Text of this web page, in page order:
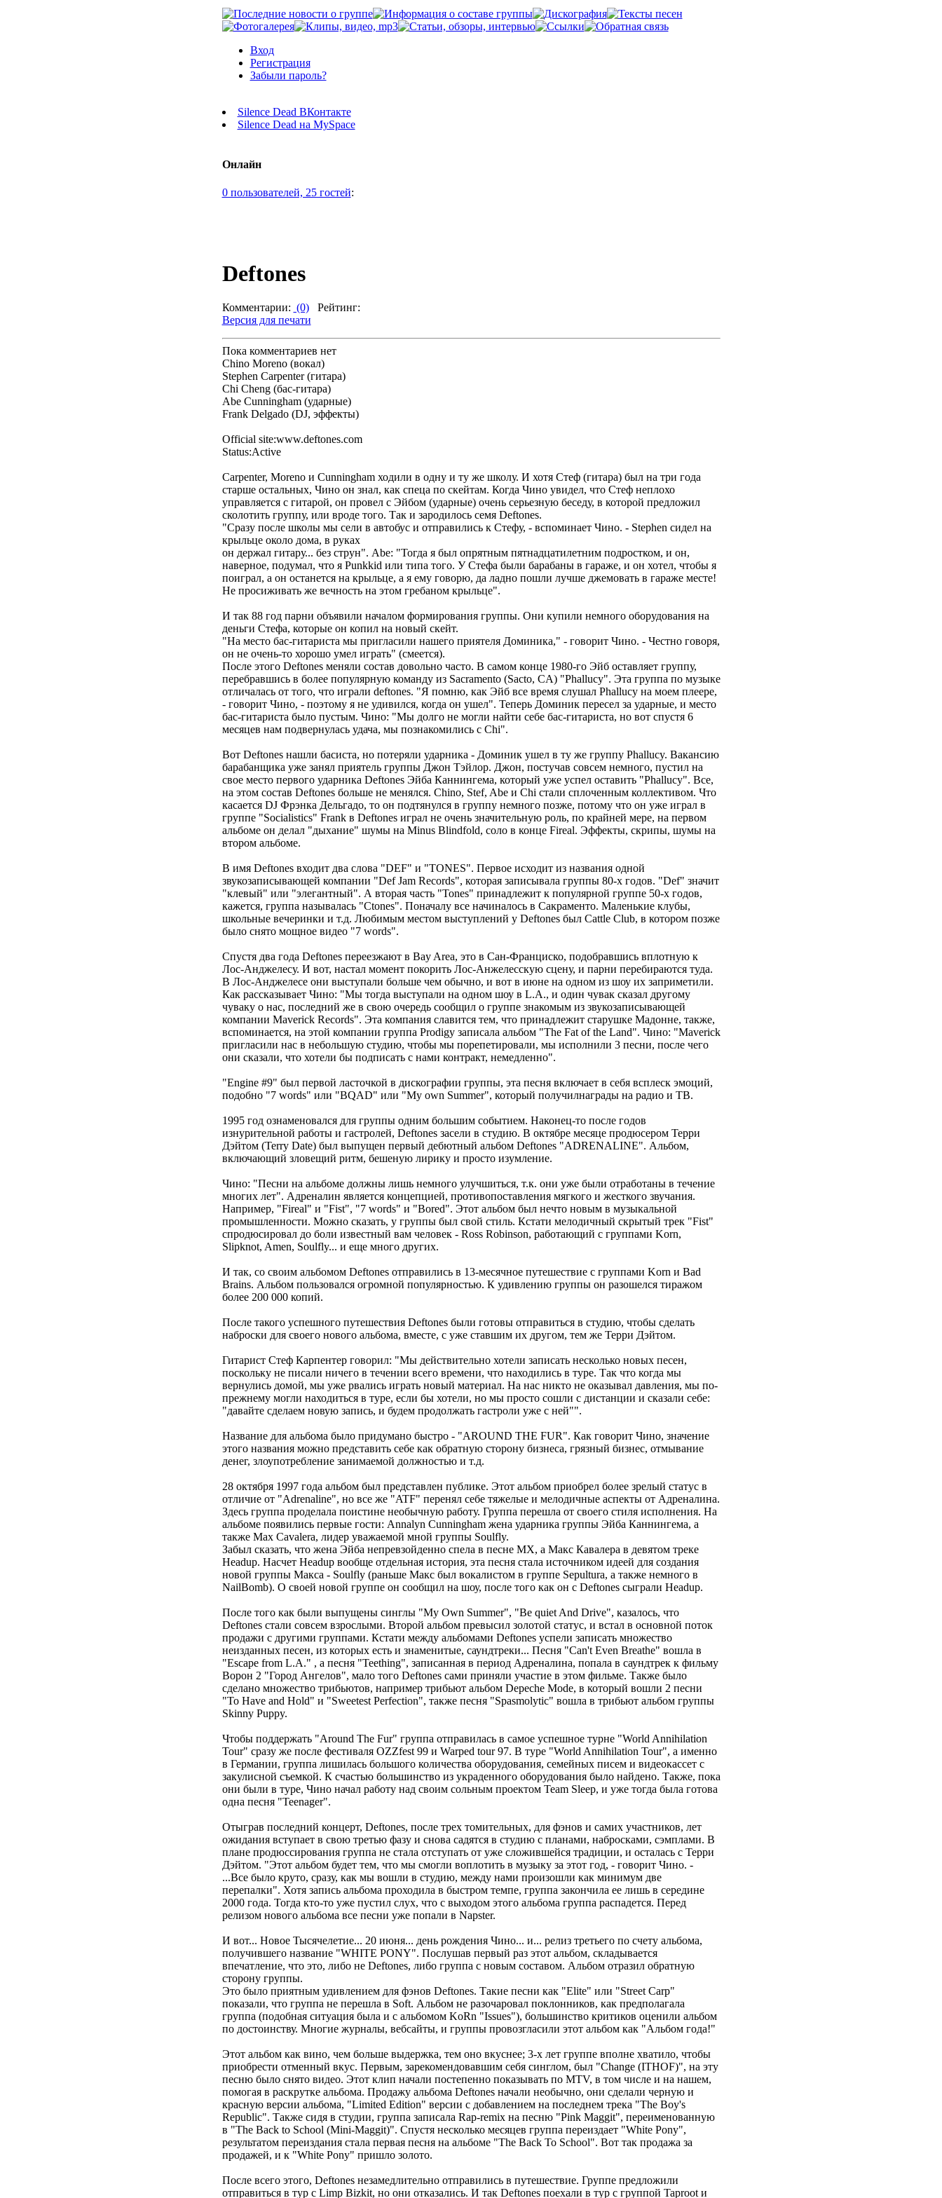
Вход
Регистрация
Забыли пароль?
Silence Dead ВКонтакте
Silence Dead на MySpace
Онлайн
0 пользователей, 25 гостей:
Deftones
Комментарии: (0)Рейтинг:
Версия для печати
Пока комментариев нет
Chino Moreno (вокал)
Stephen Carpenter (гитара)
Chi Cheng (бас-гитара)
Abe Cunningham (ударные)
Frank Delgado (DJ, эффекты)
Official site:www.deftones.com
Status:Active
Carpenter, Moreno и Cunningham ходили в одну и ту же школу. И хотя Стеф (гитара) был на три года
старше остальных, Чино он знал, как спеца по скейтам. Когда Чино увидел, что Стеф неплохо
управляется с гитарой, он провел с Эйбом (ударные) очень серьезную беседу, в которой предложил
сколотить группу, или вроде того. Так и зародилось семя Deftones.
"Сразу после школы мы сели в автобус и отправились к Стефу, - вспоминает Чино. - Stephen сидел на
крыльце около дома, в руках
он держал гитару... без струн". Abe: "Тогда я был опрятным пятнадцатилетним подростком, и он,
наверное, подумал, что я Punkkid или типа того. У Стефа были барабаны в гараже, и он хотел, чтобы я
поиграл, а он останется на крыльце, а я ему говорю, да ладно пошли лучше джемовать в гараже месте!
Не просиживать же вечность на этом гребаном крыльце".
И так 88 год парни объявили началом формирования группы. Они купили немного оборудования на
деньги Стефа, которые он копил на новый скейт.
"На место бас-гитариста мы пригласили нашего приятеля Доминика," - говорит Чино. - Честно говоря,
он не очень-то хорошо умел играть" (смеется).
После этого Deftones меняли состав довольно часто. В самом конце 1980-го Эйб оставляет группу,
перебравшись в более популярную команду из Sacramento (Sacto, CA) "Phallucy". Эта группа по музыке
отличалась от того, что играли deftones. "Я помню, как Эйб все время слушал Phallucy на моем плеере,
- говорит Чино, - поэтому я не удивился, когда он ушел". Теперь Доминик пересел за ударные, и место
бас-гитариста было пустым. Чино: "Мы долго не могли найти себе бас-гитариста, но вот спустя 6
месяцев нам подвернулась удача, мы познакомились с Chi".
Вот Deftones нашли басиста, но потеряли ударника - Доминик ушел в ту же группу Phallucy. Вакансию
барабанщика уже занял приятель группы Джон Тэйлор. Джон, постучав совсем немного, пустил на
свое место первого ударника Deftones Эйба Каннингема, который уже успел оставить "Phallucy". Все,
на этом состав Deftones больше не менялся. Chino, Stef, Abe и Chi стали сплоченным коллективом. Что
касается DJ Фрэнка Дельгадо, то он подтянулся в группу немного позже, потому что он уже играл в
группе "Socialistics" Frank в Deftones играл не очень значительную роль, по крайней мере, на первом
альбоме он делал "дыхание" шумы на Minus Blindfold, соло в конце Fireal. Эффекты, скрипы, шумы на
втором альбоме.
В имя Deftones входит два слова "DEF" и "TONES". Первое исходит из названия одной
звукозаписывающей компании "Def Jam Records", которая записывала группы 80-х годов. "Def" значит
"клевый" или "элегантный". А вторая часть "Tones" принадлежит к популярной группе 50-х годов,
кажется, группа называлась "Ctones". Поначалу все начиналось в Сакраменто. Маленькие клубы,
школьные вечеринки и т.д. Любимым местом выступлений у Deftones был Cattle Club, в котором позже
было снято мощное видео "7 words".
Спустя два года Deftones переезжают в Bay Area, это в Сан-Франциско, подобравшись вплотную к
Лос-Анджелесу. И вот, настал момент покорить Лос-Анжелесскую сцену, и парни перебираются туда.
В Лос-Анджелесе они выступали больше чем обычно, и вот в июне на одном из шоу их заприметили.
Как рассказывает Чино: "Мы тогда выступали на одном шоу в L.A., и один чувак сказал другому
чуваку о нас, последний же в свою очередь сообщил о группе знакомым из звукозаписывающей
компании Maverick Records". Эта компания славится тем, что принадлежит старушке Мадонне, также,
вспоминается, на этой компании группа Prodigy записала альбом "The Fat of the Land". Чино: "Maverick
пригласили нас в небольшую студию, чтобы мы порепетировали, мы исполнили 3 песни, после чего
они сказали, что хотели бы подписать с нами контракт, немедленно".
"Engine #9" был первой ласточкой в дискографии группы, эта песня включает в себя всплеск эмоций,
подобно "7 words" или "BQAD" или "My own Summer", который получилнаграды на радио и ТВ.
1995 год ознаменовался для группы одним большим событием. Наконец-то после годов
изнурительной работы и гастролей, Deftones засели в студию. В октябре месяце продюсером Терри
Дэйтом (Terry Date) был выпущен первый дебютный альбом Deftones "ADRENALINE". Альбом,
включающий зловещий ритм, бешеную лирику и просто изумление.
Чино: "Песни на альбоме должны лишь немного улучшиться, т.к. они уже были отработаны в течение
многих лет". Адреналин является концепцией, противопоставления мягкого и жесткого звучания.
Например, "Fireal" и "Fist", "7 words" и "Bored". Этот альбом был нечто новым в музыкальной
промышленности. Можно сказать, у группы был свой стиль. Кстати мелодичный скрытый трек "Fist"
спродюсировал до боли известный вам человек - Ross Robinson, работающий с группами Korn,
Slipknot, Amen, Soulfly... и еще много других.
И так, со своим альбомом Deftones отправились в 13-месячное путешествие с группами Korn и Bad
Brains. Альбом пользовался огромной популярностью. К удивлению группы он разошелся тиражом
более 200 000 копий.
После такого успешного путешествия Deftones были готовы отправиться в студию, чтобы сделать
наброски для своего нового альбома, вместе, с уже ставшим их другом, тем же Терри Дэйтом.
Гитарист Стеф Карпентер говорил: "Мы действительно хотели записать несколько новых песен,
поскольку не писали ничего в течении всего времени, что находились в туре. Так что когда мы
вернулись домой, мы уже рвались играть новый материал. На нас никто не оказывал давления, мы по-
прежнему могли находиться в туре, если бы хотели, но мы просто сошли с дистанции и сказали себе:
"давайте сделаем новую запись, и будем продолжать гастроли уже с ней"".
Название для альбома было придумано быстро - "AROUND THE FUR". Как говорит Чино, значение
этого названия можно представить себе как обратную сторону бизнеса, грязный бизнес, отмывание
денег, злоупотребление занимаемой должностью и т.д.
28 октября 1997 года альбом был представлен публике. Этот альбом приобрел более зрелый статус в
отличие от "Adrenaline", но все же "ATF" перенял себе тяжелые и мелодичные аспекты от Адреналина.
Здесь группа проделала поистине необычную работу. Группа перешла от своего стиля исполнения. На
альбоме появились первые гости: Annalyn Cunningham жена ударника группы Эйба Каннингема, а
также Max Cavalera, лидер уважаемой мной группы Soulfly.
Забыл сказать, что жена Эйба непревзойденно спела в песне MX, а Макс Кавалера в девятом треке
Headup. Насчет Headup вообще отдельная история, эта песня стала источником идеей для создания
новой группы Макса - Soulfly (раньше Макс был вокалистом в группе Sepultura, а также немного в
NailBomb). О своей новой группе он сообщил на шоу, после того как он с Deftones сыграли Headup.
После того как были выпущены синглы "My Own Summer", "Be quiet And Drive", казалось, что
Deftones стали совсем взрослыми. Второй альбом превысил золотой статус, и встал в основной поток
продажи с другими группами. Кстати между альбомами Deftones успели записать множество
неизданных песен, из которых есть и знаменитые, саундтреки... Песня "Can't Even Breathe" вошла в
"Escape from L.A." , а песня "Teething", записанная в период Адреналина, попала в саундтрек к фильму
Ворон 2 "Город Ангелов", мало того Deftones сами приняли участие в этом фильме. Также было
сделано множество трибьютов, например трибьют альбом Depeche Mode, в который вошли 2 песни
"To Have and Hold" и "Sweetest Perfection", также песня "Spasmolytic" вошла в трибьют альбом группы
Skinny Puppy.
Чтобы поддержать "Around The Fur" группа отправилась в самое успешное турне "World Annihilation
Tour" сразу же после фестиваля OZZfest 99 и Warped tour 97. В туре "World Annihilation Tour", а именно
в Германии, группа лишилась большого количества оборудования, семейных писем и видеокассет с
закулисной съемкой. К счастью большинство из украденного оборудования было найдено. Также, пока
они были в туре, Чино начал работу над своим сольным проектом Team Sleep, и уже тогда была готова
одна песня "Teenager".
Отыграв последний концерт, Deftones, после трех томительных, для фэнов и самих участников, лет
ожидания вступает в свою третью фазу и снова садятся в студию с планами, набросками, сэмплами. В
плане продюссирования группа не стала отступать от уже сложившейся традиции, и осталась с Терри
Дэйтом. "Этот альбом будет тем, что мы смогли воплотить в музыку за этот год, - говорит Чино. -
...Все было круто, сразу, как мы вошли в студию, между нами произошли как минимум две
перепалки". Хотя запись альбома проходила в быстром темпе, группа закончила ее лишь в середине
2000 года. Тогда кто-то уже пустил слух, что с выходом этого альбома группа распадется. Перед
релизом нового альбома все песни уже попали в Napster.
И вот... Новое Тысячелетие... 20 июня... день рождения Чино... и... релиз третьего по счету альбома,
получившего название "WHITE PONY". Послушав первый раз этот альбом, складывается
впечатление, что это, либо не Deftones, либо группа с новым составом. Альбом отразил обратную
сторону группы.
Это было приятным удивлением для фэнов Deftones. Такие песни как "Elite" или "Street Carp"
показали, что группа не перешла в Soft. Альбом не разочаровал поклонников, как предполагала
группа (подобная ситуация была и с альбомом KoRn "Issues"), большинство критиков оценили альбом
по достоинству. Многие журналы, вебсайты, и группы провозгласили этот альбом как "Альбом года!"
Этот альбом как вино, чем больше выдержка, тем оно вкуснее; 3-х лет группе вполне хватило, чтобы
приобрести отменный вкус. Первым, зарекомендовавшим себя синглом, был "Change (ITHOF)", на эту
песню было снято видео. Этот клип начали постепенно показывать по MTV, в том числе и на нашем,
помогая в раскрутке альбома. Продажу альбома Deftones начали необычно, они сделали черную и
красную версии альбома, "Limited Edition" версии с добавлением на последнем трека "The Boy's
Republic". Также сидя в студии, группа записала Rap-remix на песню "Pink Maggit", переименованную
в "The Back to School (Mini-Maggit)". Спустя несколько месяцев группа переиздает "White Pony",
результатом переиздания стала первая песня на альбоме "The Back To School". Вот так продажа за
продажей, и к "White Pony" пришло золото.
После всего этого, Deftones незамедлительно отправились в путешествие. Группе предложили
отправиться в тур с Limp Bizkit, но они отказались. И так Deftones поехали в тур с группой Taproot и